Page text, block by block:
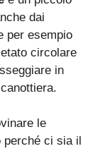
dai
per esempio
circolare
in
le
perché ci sia il